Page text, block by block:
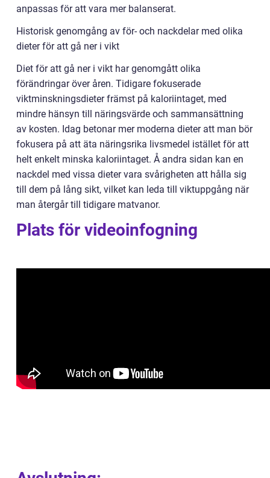
anpassas för att vara mer balanserat.
Historisk genomgång av för- och nackdelar med olika
dieter för att gå ner i vikt
Diet för att gå ner i vikt har genomgått olika
förändringar över åren. Tidigare fokuserade
viktminskningsdieter främst på kaloriintaget, med
mindre hänsyn till näringsvärde och sammansättning
av kosten. Idag betonar mer moderna dieter att man bör
fokusera på att äta näringsrika livsmedel istället för att
helt enkelt minska kaloriintaget. Å andra sidan kan en
nackdel med vissa dieter vara svårigheten att hålla sig
till dem på lång sikt, vilket kan leda till viktuppgång när
man återgår till tidigare matvanor.
Plats för videoinfogning